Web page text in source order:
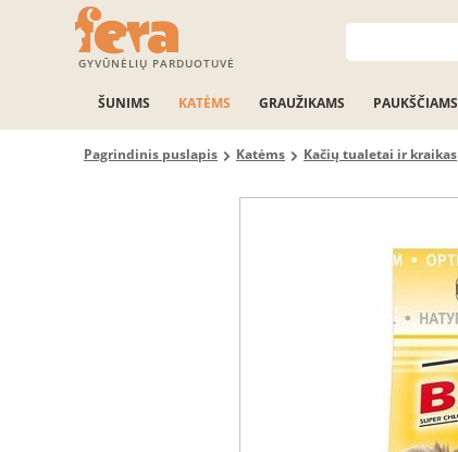
GYVŪNĖLIŲ PARDUOTUVĖ
ŠUNIMS KATĖMS GRAUŽIKAMS PAUKŠČIAMS
Pagrindinis puslapis Katėms Kačių tualetai ir kraikas